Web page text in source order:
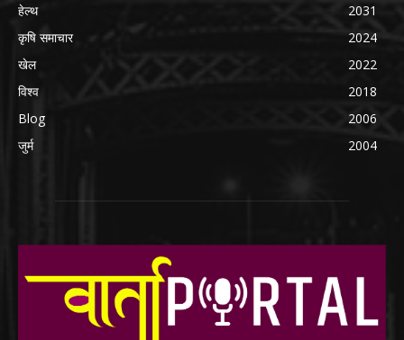
हेल्थ
2031
कृषि समाचार
2024
खेल
2022
विश्व
2018
Blog
2006
जुर्म
2004